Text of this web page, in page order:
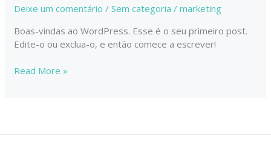
Deixe um comentário /Sem categoria /marketing
Boas-vindas ao WordPress. Esse é o seu primeiro post.
Edite-o ou exclua-o, e então comece a escrever!
Olá,
Read More »